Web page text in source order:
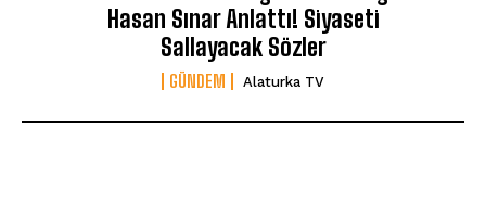
Hasan Sınar Anlattı! Siyaseti
Sallayacak Sözler
GÜNDEM Alaturka TV